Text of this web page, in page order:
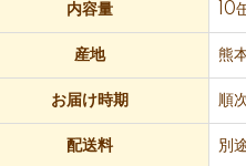
内容量 10
産地 熊
お届け時期 順
配送料 別